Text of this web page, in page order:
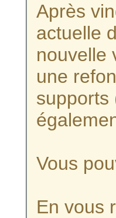
Après
actuelle
nouvelle
une
supports
Vous
En vous